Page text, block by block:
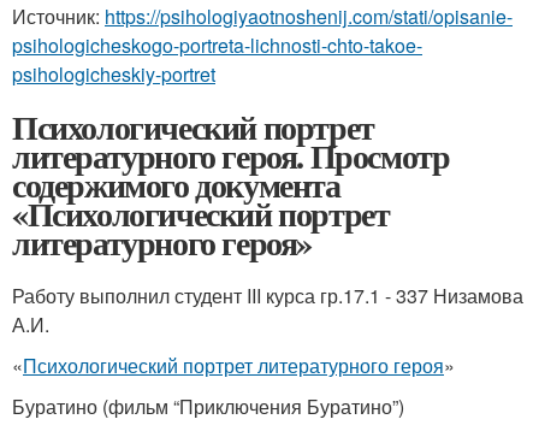
Источник: https://psihologiyaotnoshenij.com/stati/opisanie-
psihologicheskogo-portreta-lichnosti-chto-takoe-
psihologicheskiy-portret
Психологический портрет
литературного героя. Просмотр
содержимого документа
«Психологический портрет
литературного героя»
Работу выполнил студент III курса гр.17.1 - 337 Низамова
А.И.
«Психологический портрет литературного героя»
Буратино (фильм “Приключения Буратино”)